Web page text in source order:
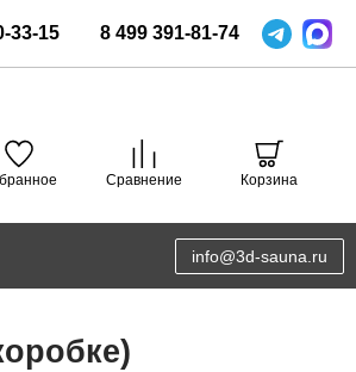
33-15 8 499 391-81-74
Сравнение Корзина
info@3d-sauna.ru